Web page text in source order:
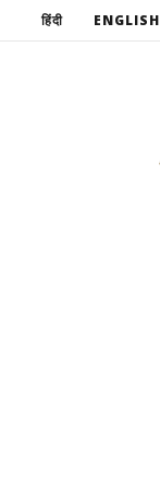
हिंदी ENGLISH